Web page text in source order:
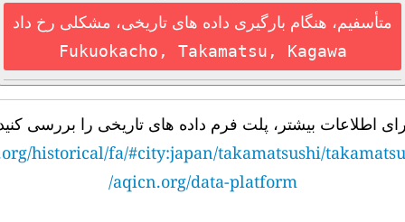
متأسفیم، هنگام بارگیری داده های تاریخی، مشکلی رخ داد
Fukuokacho, Takamatsu, Kagawa
اطلاعات بیشتر، پلت فرم داده های تاریخی را بررسی
historical/fa/#city:japan/takamatsushi/
aqicn.org/data-platform/